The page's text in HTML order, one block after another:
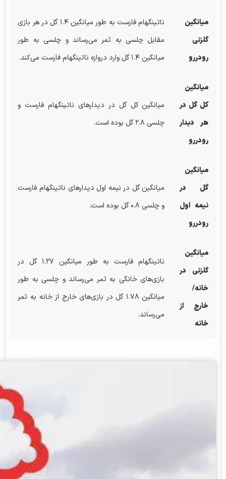
میانگین
گلزنی
رودررو
ناتینگهام فارست به طور میانگین ۱.۴ گل در هر بازی
مقابل چلسی به ثمر می‌رساند و چلسی به طور
میانگین ۱.۴ گل وارد دروازه ناتینگهام فارست می‌کند.
میانگین
کل گل در
هر دیدار
رودررو
میانگین کل گل در دیدارهای ناتینگهام فارست و
چلسی ۲.۸ گل بوده است.
میانگین
گل در
نیمه اول
رودررو
میانگین گل در نیمه اول دیدارهای ناتینگهام فارست
و چلسی ۰.۸ گل بوده است.
میانگین
گلزنی در
خانه/
خارج از
خانه
ناتینگهام فارست به طور میانگین ۱.۲۷ گل در
بازی‌های خانگی به ثمر می‌رساند و چلسی به طور
میانگین ۱.۷۸ گل در بازی‌های خارج از خانه به ثمر
می‌رساند.